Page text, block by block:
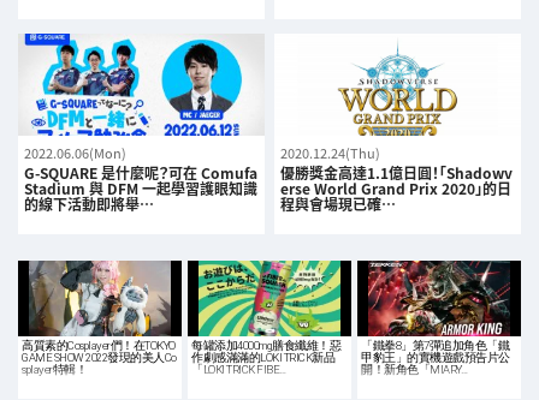
2022.06.06(Mon)
G-SQUARE 是什麼呢？可在 Comufa
Stadium 與 DFM 一起學習護眼知識
的線下活動即將舉…
2020.12.24(Thu)
優勝獎金高達1.1億日圓！「Shadowv
erse World Grand Prix 2020」的日
程與會場現已確…
高質素的Cosplayer們！在TOKYO
GAME SHOW 2022發現的美人Co
splayer特輯！
每罐添加4000mg膳食纖維！惡
作劇感滿滿的LOKI TRICK新品
「LOKI TRICK FIBE…
「鐵拳8」第7彈追加角色「鐵
甲豹王」的實機遊戲預告片公
開！新角色「MIARY…